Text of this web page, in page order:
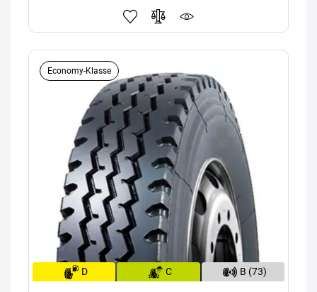
Economy-Klasse
D C B (73)